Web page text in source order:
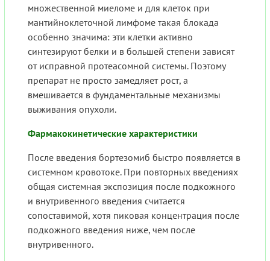
множественной миеломе и для клеток при
мантийноклеточной лимфоме такая блокада
особенно значима: эти клетки активно
синтезируют белки и в большей степени зависят
от исправной протеасомной системы. Поэтому
препарат не просто замедляет рост, а
вмешивается в фундаментальные механизмы
выживания опухоли.
Фармакокинетические характеристики
После введения бортезомиб быстро появляется в
системном кровотоке. При повторных введениях
общая системная экспозиция после подкожного
и внутривенного введения считается
сопоставимой, хотя пиковая концентрация после
подкожного введения ниже, чем после
внутривенного.